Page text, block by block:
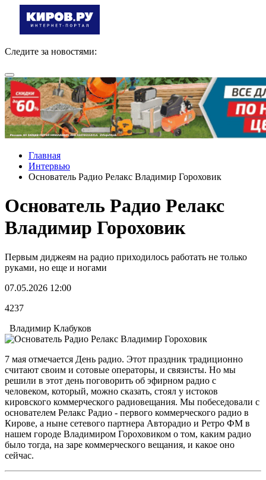
Следите за новостями:
Главная
Интервью
Основатель Радио Релакс Владимир Гороховик
Основатель Радио Релакс
Владимир Гороховик
Первым диджеям на радио приходилось работать не только
руками, но еще и ногами
07.05.2026 12:00
4237
Владимир Клабуков
7 мая отмечается День радио. Этот праздник традиционно
считают своим и сотовые операторы, и связисты. Но мы
решили в этот день поговорить об эфирном радио с
человеком, который, можно сказать, стоял у истоков
кировского коммерческого радиовещания. Мы побеседовали с
основателем Релакс Радио - первого коммерческого радио в
Кирове, а ныне сетевого партнера Авторадио и Ретро ФМ в
нашем городе Владимиром Гороховиком о том, каким радио
было тогда, на заре коммерческого вещания, и какое оно
сейчас.